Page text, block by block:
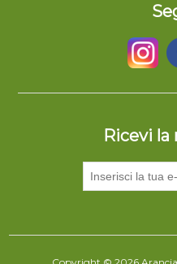
Ricevi